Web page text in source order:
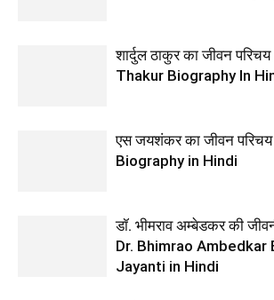
शार्दुल ठाकुर का जीवन
Thakur Biography In
एस जयशंकर का जीवन
Biography in Hindi
डॉ. भीमराव अम्बेडकर की
Dr. Bhimrao Ambedkar
Jayanti in Hindi